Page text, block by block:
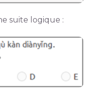
suite logique :